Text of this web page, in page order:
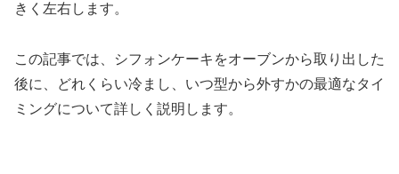
きく左右します。
この記事では、シフォンケーキをオーブンから取り出した
後に、どれくらい冷まし、いつ型から外すかの最適なタイ
ミングについて詳しく説明します。